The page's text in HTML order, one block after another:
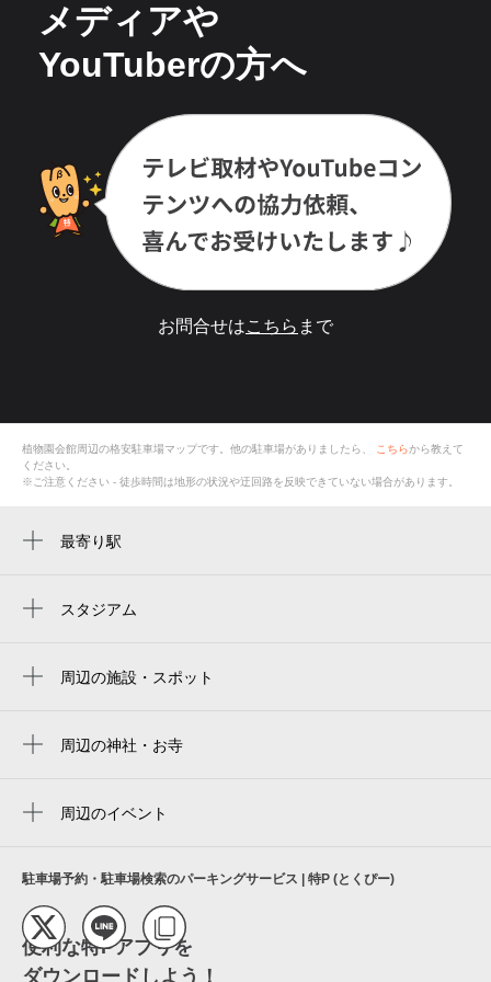
メディアや
YouTuberの方へ
お問合せはこちら まで
植物園会館周辺の格安駐車場マップです。他の駐車場がありましたら、 こちらから教えて
ください。
※ご注意ください - 徒歩時間は地形の状況や迂回路を反映できていない場合があります。
最寄り駅
北山駅
松ヶ崎駅
スタジアム
周辺の施設・スポット
kyoto botanical gardens
京都府京都学歴彩館 京都学推進課
関係
京都府 京都学歴彩館資料課文書関係
財団法人京都園芸倶楽部
周辺の神社・お寺
周辺のイベント
けのしおりで本を彩ろう！」
駐車場予約・駐車場検索のパーキングサービス | 特P (とくぴー)
便利な特Pアプリを
ダウンロードしよう！